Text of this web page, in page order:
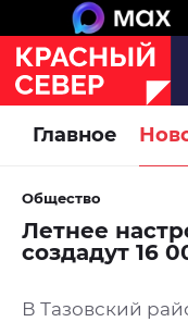
Главное
Общество
Летнее
создадут 16
В Тазовский